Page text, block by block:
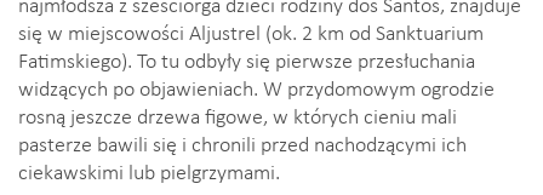
się w miejscowości Aljustrel (ok. 2 km od Sanktuarium
Fatimskiego). To tu odbyły się pierwsze przesłuchania
widzących po objawieniach. W przydomowym ogrodzie
rosną jeszcze drzewa figowe, w których cieniu mali
pasterze bawili się i chronili przed nachodzącymi ich
ciekawskimi lub pielgrzymami.